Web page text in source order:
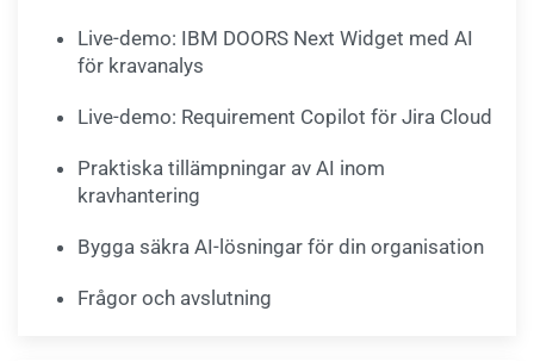
Live-demo: IBM DOORS Next Widget med AI
för kravanalys
Live-demo: Requirement Copilot för Jira Cloud
Praktiska tillämpningar av AI inom
kravhantering
Bygga säkra AI-lösningar för din organisation
Frågor och avslutning